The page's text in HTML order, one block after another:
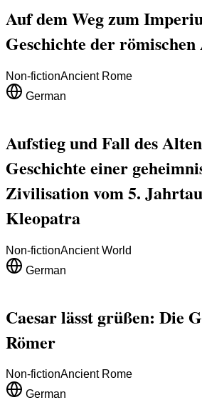
Auf dem Weg zum
Geschichte der römischen
Non-fictionAncient Rome
German
Aufstieg und Fall des
Geschichte einer
Zivilisation vom 5.
Kleopatra
Non-fictionAncient World
German
Caesar lässt grüßen: Die
Römer
Non-fictionAncient Rome
German